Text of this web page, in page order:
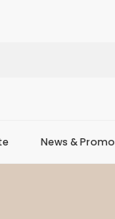
News & Promo